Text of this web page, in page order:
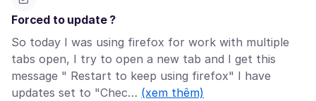
Forced to update ?
So today I was using firefox for work with multiple
tabs open, I try to open a new tab and I get this
message " Restart to keep using firefox" I have
updates set to "Chec… (xem thêm)